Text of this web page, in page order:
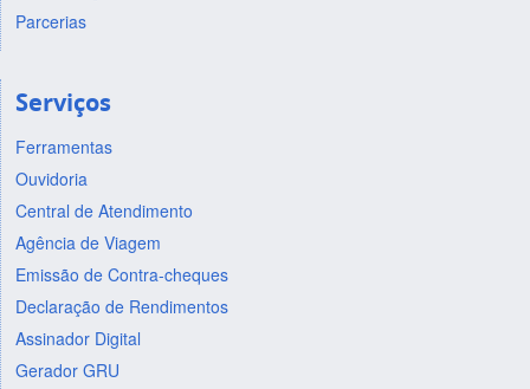
Parcerias
Serviços
Ferramentas
Ouvidoria
Central de Atendimento
Agência de Viagem
Emissão de Contra-cheques
Declaração de Rendimentos
Assinador Digital
Gerador GRU